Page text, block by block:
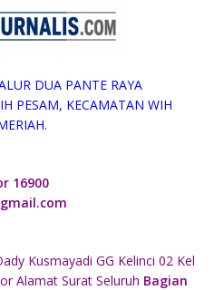
DUA PANTE RAYA
PESAM, KECAMATAN WIH
16900
Kusmayadi GG Kelinci 02 Kel
Alamat Surat Seluruh Bagian